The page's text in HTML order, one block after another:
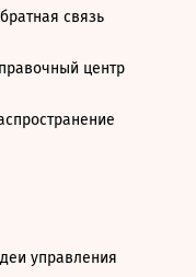
связь
центр
управления